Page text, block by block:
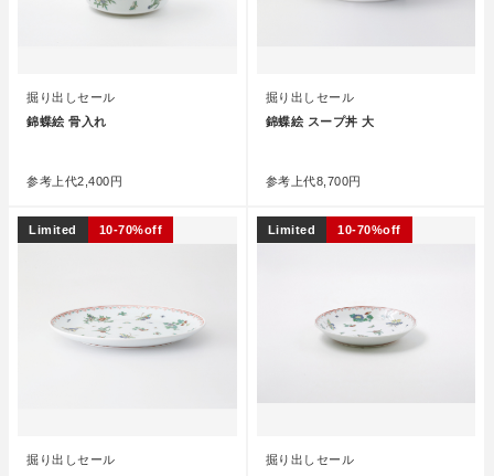
掘り出しセール
錦蝶絵 骨入れ
参考上代2,400円
掘り出しセール
錦蝶絵 スープ丼 大
参考上代8,700円
掘り出しセール
Limited 10-70%off
掘り出しセール
Limited 10-70%off